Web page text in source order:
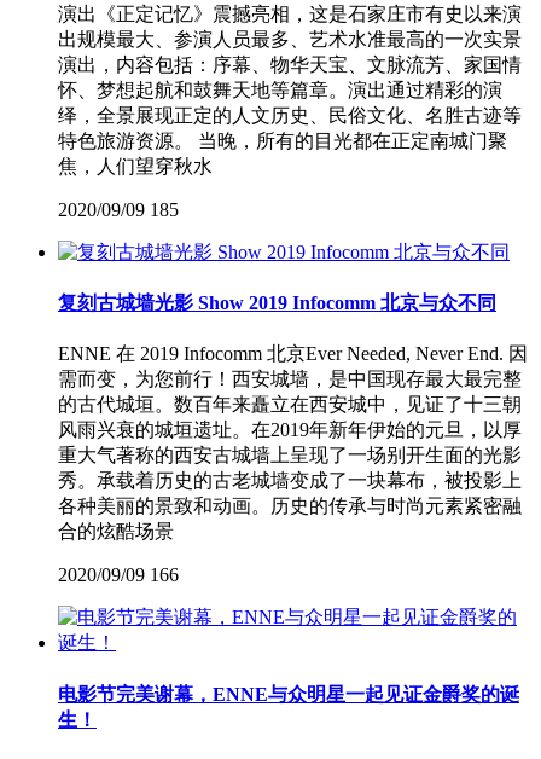
演出《正定记忆》震撼亮相，这是石家庄市有史以来演
出规模最大、参演人员最多、艺术水准最高的一次实景
演出，内容包括：序幕、物华天宝、文脉流芳、家国情
怀、梦想起航和鼓舞天地等篇章。演出通过精彩的演
绎，全景展现正定的人文历史、民俗文化、名胜古迹等
特色旅游资源。 当晚，所有的目光都在正定南城门聚
焦，人们望穿秋水
2020/09/09 185
复刻古城墙光影 Show 2019 Infocomm 北京与众不同
ENNE 在 2019 Infocomm 北京Ever Needed, Never End. 因
需而变，为您前行！西安城墙，是中国现存最大最完整
的古代城垣。数百年来矗立在西安城中，见证了十三朝
风雨兴衰的城垣遗址。在2019年新年伊始的元旦，以厚
重大气著称的西安古城墙上呈现了一场别开生面的光影
秀。承载着历史的古老城墙变成了一块幕布，被投影上
各种美丽的景致和动画。历史的传承与时尚元素紧密融
合的炫酷场景
2020/09/09 166
电影节完美谢幕，ENNE与众明星一起见证金爵奖的诞
生！